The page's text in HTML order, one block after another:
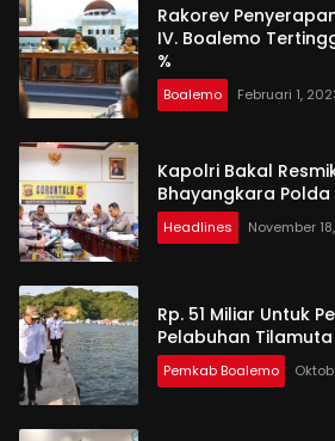
Rakorev
IV. Boalemo
%
Boalemo Februari 1,
Kapolri Bakal
Bhayangkara
Headlines November
Rp. 51 Miliar Untuk
Pelabuhan Tilamuta
Pemkab Boalemo